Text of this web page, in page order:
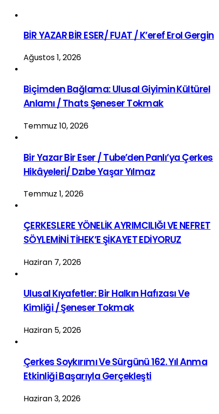
BİR YAZAR BİR ESER/ FUAT / K’eref Erol Gergin
Ağustos 1, 2026
Biçimden Bağlama: Ulusal Giyimin Kültürel
Anlamı / Thats Şeneser Tokmak
Temmuz 10, 2026
Bir Yazar Bir Eser / Tube’den Panlı’ya Çerkes
Hikâyeleri/ Dzıbe Yaşar Yılmaz
Temmuz 1, 2026
ÇERKESLERE YÖNELİK AYRIMCILIĞI VE NEFRET
SÖYLEMİNİ TİHEK’E ŞİKAYET EDİYORUZ
Haziran 7, 2026
Ulusal Kıyafetler: Bir Halkın Hafızası Ve
Kimliği / Şeneser Tokmak
Haziran 5, 2026
Çerkes Soykırımı Ve Sürgünü 162. Yıl Anma
Etkinliği Başarıyla Gerçekleşti
Haziran 3, 2026